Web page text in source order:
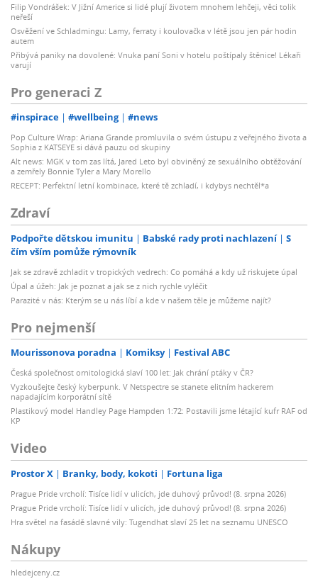
Filip Vondrášek: V Jižní Americe si lidé plují životem mnohem lehčeji, věci tolik
neřeší
Osvěžení ve Schladmingu: Lamy, ferraty i koulovačka v létě jsou jen pár hodin
autem
Přibývá paniky na dovolené: Vnuka paní Soni v hotelu poštípaly štěnice! Lékaři
varují
Pro generaci Z
#inspirace #wellbeing #news
Pop Culture Wrap: Ariana Grande promluvila o svém ústupu z veřejného života a
Sophia z KATSEYE si dává pauzu od skupiny
Alt news: MGK v tom zas lítá, Jared Leto byl obviněný ze sexuálního obtěžování
a zemřely Bonnie Tyler a Mary Morello
RECEPT: Perfektní letní kombinace, které tě zchladí, i kdybys nechtěl*a
Zdraví
Podpořte dětskou imunitu Babské rady proti nachlazení
S
čím vším pomůže rýmovník
Jak se zdravě zchladit v tropických vedrech: Co pomáhá a kdy už riskujete úpal
Úpal a úžeh: Jak je poznat a jak se z nich rychle vyléčit
Parazité v nás: Kterým se u nás líbí a kde v našem těle je můžeme najít?
Pro nejmenší
Mourissonova poradna Komiksy Festival ABC
Česká společnost ornitologická slaví 100 let: Jak chrání ptáky v ČR?
Vyzkoušejte český kyberpunk. V Netspectre se stanete elitním hackerem
napadajícím korporátní sítě
Plastikový model Handley Page Hampden 1:72: Postavili jsme létající kufr RAF od
KP
Video
Prostor X Branky, body, kokoti Fortuna liga
Prague Pride vrcholí: Tisíce lidí v ulicích, jde duhový průvod! (8. srpna 2026)
Prague Pride vrcholí: Tisíce lidí v ulicích, jde duhový průvod! (8. srpna 2026)
Hra světel na fasádě slavné vily: Tugendhat slaví 25 let na seznamu UNESCO
Nákupy
hledejceny.cz